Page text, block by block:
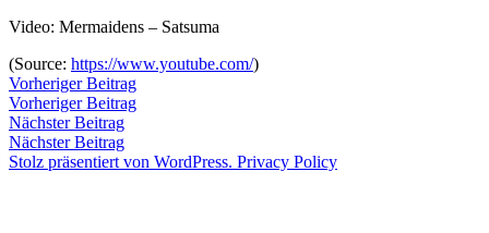
Zum
springen
von
August
20173.
Januar
2020
einen
Kommentar
zu
Video: Mermaidens – Satsuma
(Source: https://www.youtube.com/)
Veröffentlicht
von
snhpfr
6.
August
20173.
Januar
Veröffentlicht
in
Uncategorized
Beitragsnavigation
Vorheriger BeitragVorheriger
Beitrag:
Vorheriger Beitrag
Nächster BeitragNächster
Beitrag:
Nächster Beitrag
Stolz präsentiert von WordPress. Privacy Policy